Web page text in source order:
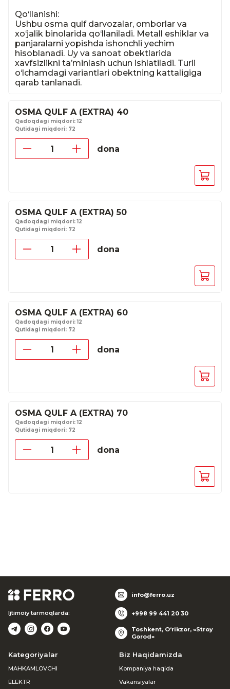
Qo‘llanishi:
Ushbu osma qulf darvozalar, omborlar va
xo‘jalik binolarida qo‘llaniladi. Metall eshiklar va
panjaralarni yopishda ishonchli yechim
hisoblanadi. Uy va sanoat obektlarida
xavfsizlikni ta’minlash uchun ishlatiladi. Turli
o‘lchamdagi variantlari obektning kattaligiga
qarab tanlanadi.
OSMA QULF A (EXTRA) 40
Qadoqdagi miqdori: 12
Qutidagi miqdori: 72
dona
OSMA QULF A (EXTRA) 50
Qadoqdagi miqdori: 12
Qutidagi miqdori: 72
dona
OSMA QULF A (EXTRA) 60
Qadoqdagi miqdori: 12
Qutidagi miqdori: 72
dona
OSMA QULF A (EXTRA) 70
Qadoqdagi miqdori: 12
Qutidagi miqdori: 72
dona
Ijtimoiy tarmoqlarda:
info@ferro.uz
+998 99 441 20 30
Toshkent, O‘rikzor, «Stroy
Gorod»
Kategoriyalar
MAHKAMLOVCHI
ELEKTR
Biz Haqidamizda
Kompaniya haqida
Vakansiyalar